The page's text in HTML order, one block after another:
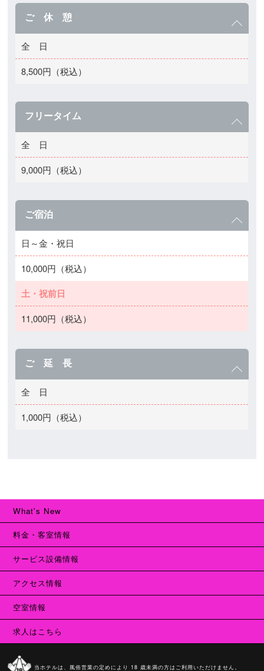
ご 休 憩
全 日
8,500円（税込）
フリータイム
全 日
9,000円（税込）
ご宿泊
日～金・祝日
10,000円（税込）
土・祝前日
11,000円（税込）
ご 延 長
全 日
1,000円（税込）
What's New
料金・客室情報
サービス設備情報
アクセス情報
空室情報
求人はこちら
当ホテルは、風俗営業の定めにより 18 歳未満の方はご利用いただけません。